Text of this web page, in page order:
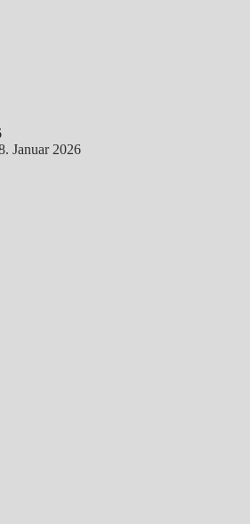
Januar 2026